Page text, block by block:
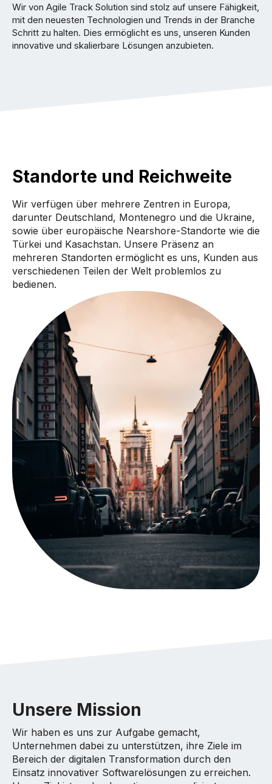
Wir von Agile Track Solution sind stolz auf unsere Fähigkeit,
mit den neuesten Technologien und Trends in der Branche
Schritt zu halten. Dies ermöglicht es uns, unseren Kunden
innovative und skalierbare Lösungen anzubieten.
Standorte und Reichweite
Wir verfügen über mehrere Zentren in Europa,
darunter Deutschland, Montenegro und die Ukraine,
sowie über europäische Nearshore-Standorte wie die
Türkei und Kasachstan. Unsere Präsenz an
mehreren Standorten ermöglicht es uns, Kunden aus
verschiedenen Teilen der Welt problemlos zu
bedienen.
Unsere Mission
Wir haben es uns zur Aufgabe gemacht,
Unternehmen dabei zu unterstützen, ihre Ziele im
Bereich der digitalen Transformation durch den
Einsatz innovativer Softwarelösungen zu erreichen.